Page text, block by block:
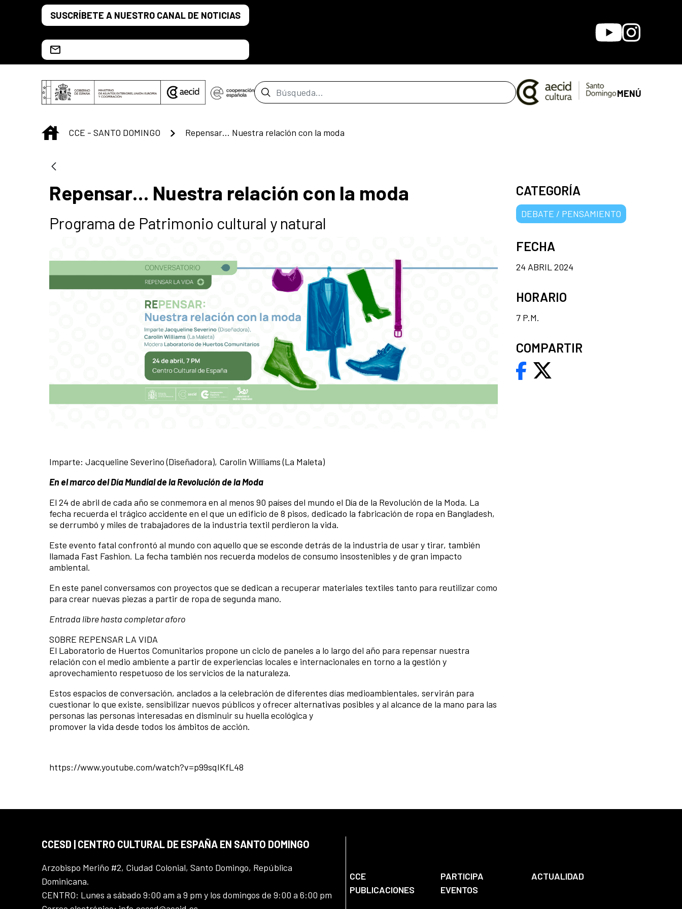
Saltar al contenido principal
SUSCRÍBETE A NUESTRO CANAL DE NOTICIAS
YoutubeInstagram
Barra de búsqueda MENÚ
INICIO
CCE - SANTO DOMINGO Repensar… Nuestra relación con la moda
Repensar… Nuestra relación con la moda
Programa de Patrimonio cultural y natural
Imparte: Jacqueline Severino (Diseñadora), Carolin Williams (La Maleta)
En el marco del Día Mundial de la Revolución de la Moda
El 24 de abril de cada año se conmemora en al menos 90 países del mundo el Día de la Revolución de la Moda. La
fecha recuerda el trágico accidente en el que un edificio de 8 pisos, dedicado la fabricación de ropa en Bangladesh,
se derrumbó y miles de trabajadores de la industria textil perdieron la vida.
Este evento fatal confrontó al mundo con aquello que se esconde detrás de la industria de usar y tirar, también
llamada Fast Fashion. La fecha también nos recuerda modelos de consumo insostenibles y de gran impacto
ambiental.
En este panel conversamos con proyectos que se dedican a recuperar materiales textiles tanto para reutilizar como
para crear nuevas piezas a partir de ropa de segunda mano.
Entrada libre hasta completar aforo
SOBRE REPENSAR LA VIDA
El Laboratorio de Huertos Comunitarios propone un ciclo de paneles a lo largo del año para repensar nuestra
relación con el medio ambiente a partir de experiencias locales e internacionales en torno a la gestión y
aprovechamiento respetuoso de los servicios de la naturaleza.
Estos espacios de conversación, anclados a la celebración de diferentes días medioambientales, servirán para
cuestionar lo que existe, sensibilizar nuevos públicos y ofrecer alternativas posibles y al alcance de la mano para las
personas las personas interesadas en disminuir su huella ecológica y
promover la vida desde todos los ámbitos de acción.
https://www.youtube.com/watch?v=p99sqIKfL48
CATEGORÍA
DEBATE / PENSAMIENTO
FECHA
24 ABRIL 2024
HORARIO
7 P.M.
COMPARTIR
CCESD | CENTRO CULTURAL DE ESPAÑA EN SANTO DOMINGO
Arzobispo Meriño #2, Ciudad Colonial, Santo Domingo, República
Dominicana.
CENTRO: Lunes a sábado 9:00 am a 9 pm y los domingos de 9:00 a 6:00 pm
CCE PARTICIPA
ACTUALIDAD
PUBLICACIONES
EVENTOS